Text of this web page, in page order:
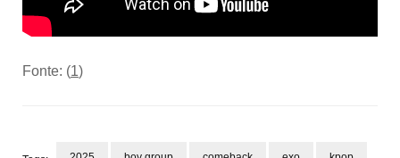
Fonte: (1)